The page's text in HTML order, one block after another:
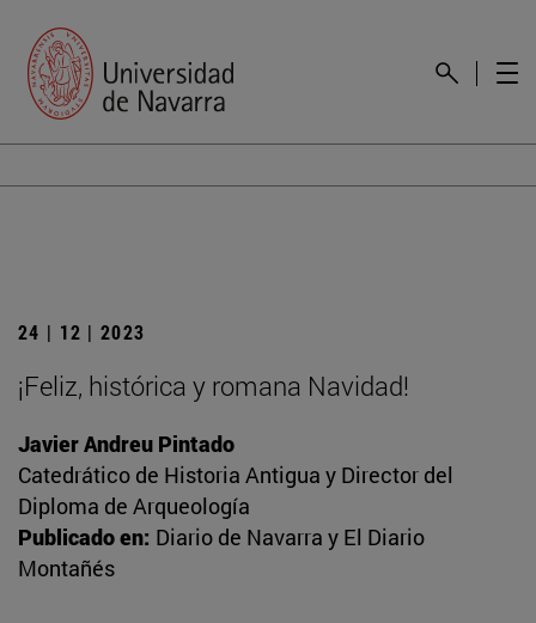
24 | 12 | 2023
¡Feliz, histórica y romana Navidad!
Javier Andreu Pintado
Catedrático de Historia Antigua y Director del
Diploma de Arqueología
Publicado en: Diario de Navarra y El Diario
Montañés